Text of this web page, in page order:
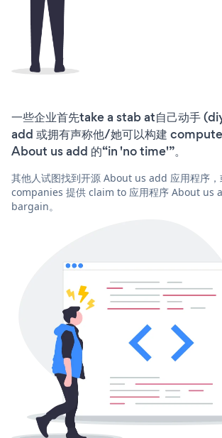
一些企业首先take a stab at自己动手
add 或拥有声称他/她可以构建
About us add 的“in 'no time'”。
其他人试图找到开源 About us add 应用程序
companies 提供 claim to 应用程序 About us
bargain。